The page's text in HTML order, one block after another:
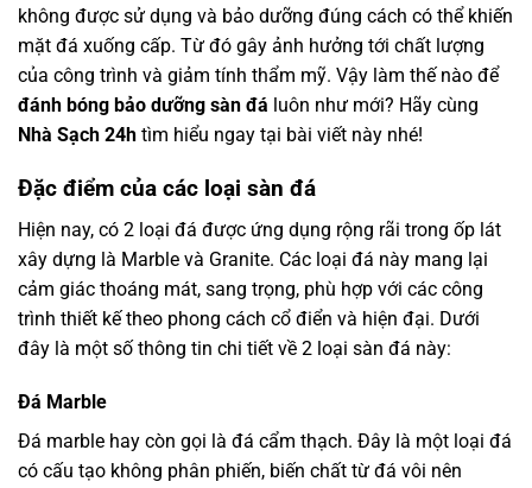
không được sử dụng và bảo dưỡng đúng cách có thể khiến
mặt đá xuống cấp. Từ đó gây ảnh hưởng tới chất lượng
của công trình và giảm tính thẩm mỹ. Vậy làm thế nào để
đánh bóng bảo dưỡng sàn đá luôn như mới? Hãy cùng
Nhà Sạch 24h tìm hiểu ngay tại bài viết này nhé!
Đặc điểm của các loại sàn đá
Hiện nay, có 2 loại đá được ứng dụng rộng rãi trong ốp lát
xây dựng là Marble và Granite. Các loại đá này mang lại
cảm giác thoáng mát, sang trọng, phù hợp với các công
trình thiết kế theo phong cách cổ điển và hiện đại. Dưới
đây là một số thông tin chi tiết về 2 loại sàn đá này:
Đá Marble
Đá marble hay còn gọi là đá cẩm thạch. Đây là một loại đá
có cấu tạo không phân phiến, biến chất từ đá vôi nên